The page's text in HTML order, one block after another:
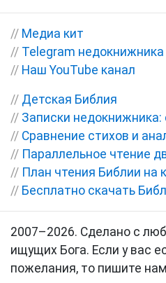
// Медиа кит
// Telegram недокнижника
// Наш YouTube канал
// Детская Библия
// Записки недокнижника:
// Сравнение стихов и
// Параллельное чтение
// План чтения Библии на
// Бесплатно скачать
2007–2026. Сделано с
ищущих Бога. Если у вас
пожелания, то пишите нам